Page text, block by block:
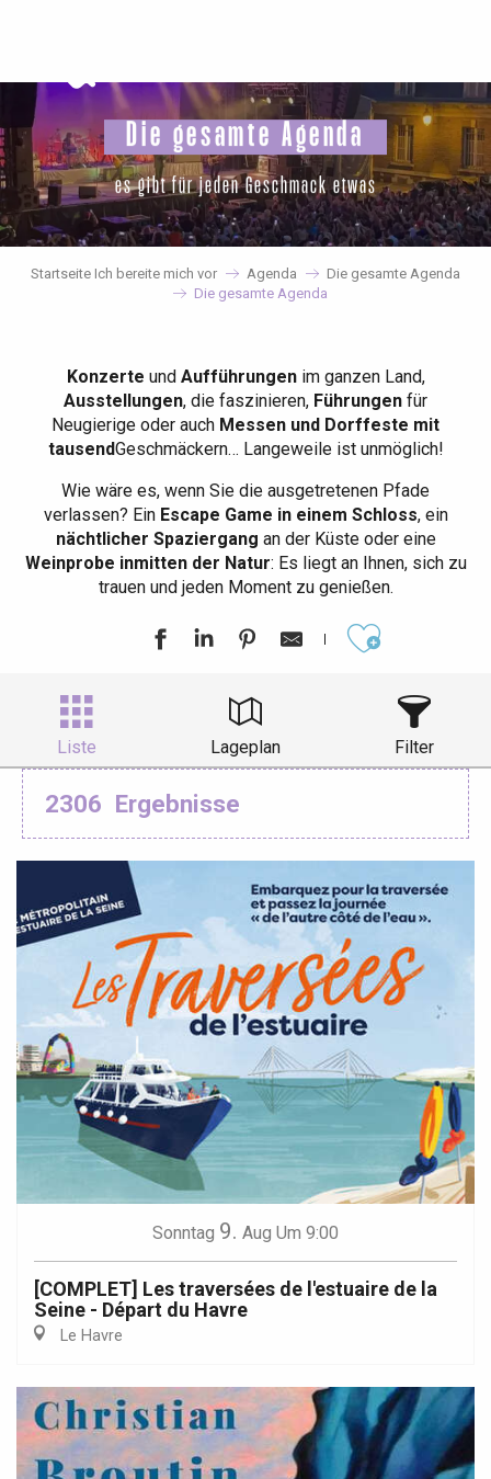
principal
Die gesamte Agenda
es gibt für jeden Geschmack etwas
Startseite Ich bereite mich vor Agenda
Die gesamte Agenda
Die gesamte Agenda
Konzerte und Aufführungenim ganzen Land,
Ausstellungen, die faszinieren, Führungen für
Neugierige oder auch Messen und Dorffeste mit
tausendGeschmäckern… Langeweile ist unmöglich!
Wie wäre es, wenn Sie die ausgetretenen Pfade
verlassen? EinEscape Game in einem Schloss, ein
nächtlicher Spaziergang an der Küste oder eine
Weinprobe inmitten der Natur: Es liegt an Ihnen, sich zu
trauen und jeden Moment zu genießen.
Liste Lageplan Filter
2306 Ergebnisse
Sonntag 9. Aug Um 9:00
[COMPLET] Les traversées de l'estuaire de la
Seine - Départ du Havre
Le Havre